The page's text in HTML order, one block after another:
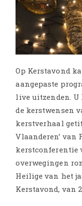
Op Kerstavond
aangepaste
live uitzenden.
de kerstwensen
kerstverhaal
Vlaanderen’ van
kerstconferentie
overwegingen
Heilige van het
Kerstavond, van